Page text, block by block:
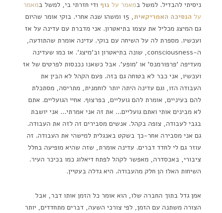
ניסיתי להבדיל. למשל במאמר על נוף ודי חזרתי בי, למשל במאמר
על הנסיכה האמריקאית
, 15 ומשהו שנה אחרי. בוקי אומר שהיום
גם המיצג מכליל את עצמו בתיאטרון. אני מדברת עם עדינה על אז
ועכשיו. מספרת לה על השיחה עם בוקי. עדינה אומרת שהתודעה,
ה-consciousness, שונה בתיאטרון וב'מיצג'. או כמו שעדינה
מעדיפה 'פרפורמנס' או 'מופע'. אבל כשאנו נכנסות לפרטים של אז
ועכשיו, אני כבר לא בטוחה גם בזה. פעם הקהל לא הבין את
העבודה הזו, וגם עדינה היתה יותר לוחמנית, מתריסה, מסתכלת
להם בעיניים, אומרת להם גועליים, בפרצוף. אחיי הגועליים. אתם
לא מבינים אותי ואתם גועליים… את זה אני אמרתי… אני יושבת
בגבי לעבודה, צופה בקהל. אנשים מסבירים זה לזה את העבודה.
גם אני מסבירה אחר-כך בשקט באנגלית למישהי את העבודה. זה
עוזר גם לי לחדד דברים. עדינה אומרת, שזה שהיא מופיעה בחלל
ציבורי, באכסדרה, מאפשר לקהל לפתח דיאלוג כמו בכיכר העיר.
השיחות האלו הן חלק מהעבודה. היא גדלה בעטיין.
אמן גדל בתוך החברה שלו, הוא אומר כל הזמן אותו דבר, אבל
הצורה משתנה עם הזמן, לפי צורכי השעה, דברים מתחדדים, יותר